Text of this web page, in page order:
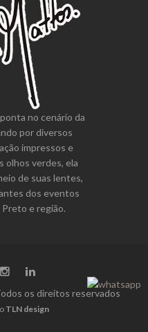
no cenário da
por diversos
impressos e
olhos verdes, ela
de suas lentes,
dos eventos
Preto e região.
os direitos reservados
TLN design